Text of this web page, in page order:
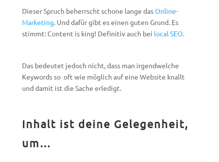
Dieser Spruch beherrscht schone lange dasOnline-
Marketing . Und dafür gibt es einen guten Grund. Es
stimmt: Content is king! Definitiv auch bei local SEO
Das bedeutet jedoch nicht, dass man irgendwelche
Keywords so oft wie möglich auf eine Website knallt
und damit ist die Sache erledigt.
Inhalt ist deine Gelegenheit,
um…